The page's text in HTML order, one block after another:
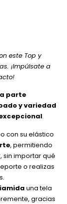
este Top y
¡Impúlsate a
parte
y variedad
.
con su elástico
, permitiendo
sin importar qué
o realizas
una tela
gracias